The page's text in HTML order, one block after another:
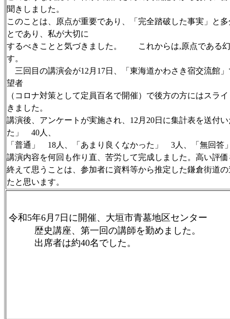
聞きしました。
このことは、原点が重要であり、「完全踏破した事実」と
とであり、私が大切に
するべきことと気づきました。 これからは,原点である幻
す。
三回目の講演会が12月17日、「東海道かわさき宿交流館
望者
（コロナ対策として定員百名で開催）で後方の方にはスラ
きました。
講演後、アンケートが実施され、12月20日に集計表を送
た」 40人、
「普通」 18人、「あまり良くなかった」 3人、「無回
講演内容を何回も作り直、苦労して完成しました。高い評
終えて思うことは、参加者に資料等から推定した鎌倉街道
たと思います。
令和5年6月7日に開催、大垣市青墓地区センター
歴史講座、第一回の講師を勤めました。
出席者は約40名でした。